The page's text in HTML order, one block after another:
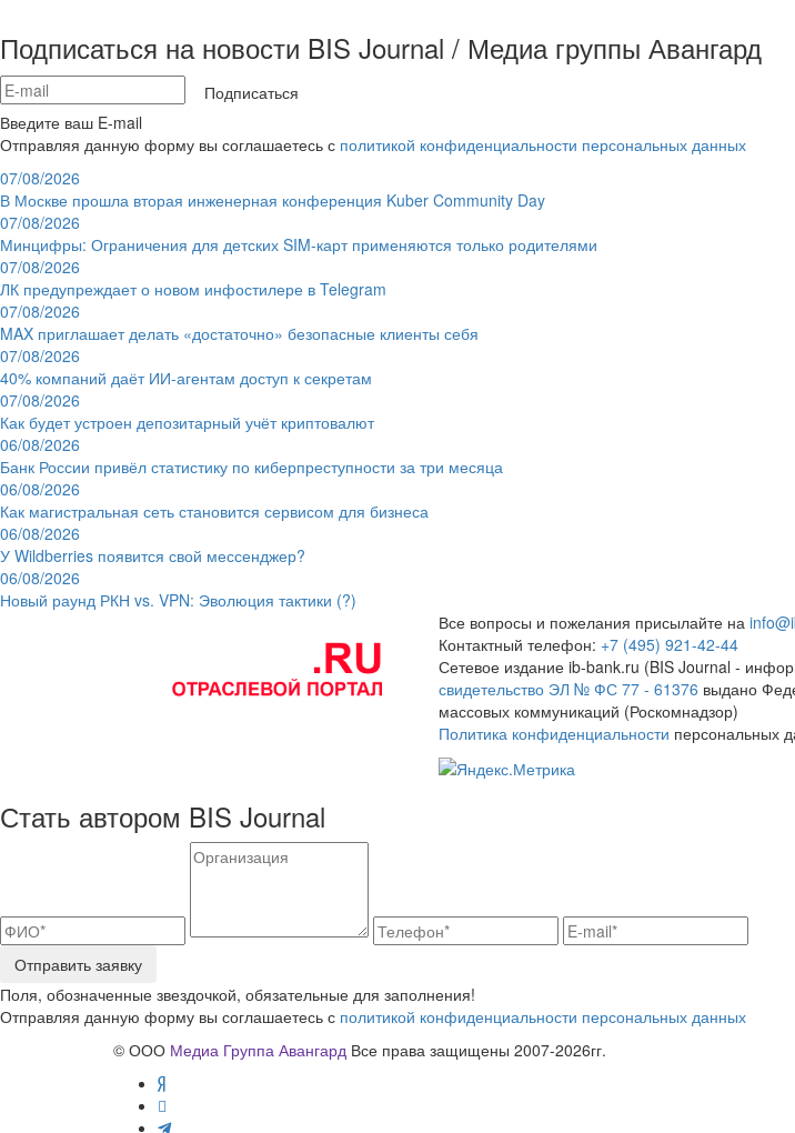
Подписаться на новости BIS Journal / Медиа группы Авангард
Подписаться
Введите ваш E-mail
Отправляя данную форму вы соглашаетесь с политикой конфиденциальности персональных данных
07/08/2026
В Москве прошла вторая инженерная конференция Kuber Community Day
07/08/2026
Минцифры: Ограничения для детских SIM-карт применяются только родителями
07/08/2026
ЛК предупреждает о новом инфостилере в Telegram
07/08/2026
MAX приглашает делать «достаточно» безопасные клиенты себя
07/08/2026
40% компаний даёт ИИ‑агентам доступ к секретам
07/08/2026
Как будет устроен депозитарный учёт криптовалют
06/08/2026
Банк России привёл статистику по киберпреступности за три месяца
06/08/2026
Как магистральная сеть становится сервисом для бизнеса
06/08/2026
У Wildberries появится свой мессенджер?
06/08/2026
Новый раунд РКН vs. VPN: Эволюция тактики (?)
Все вопросы и пожелания присылайте на
Контактный телефон: +7 (495) 921-42-44
Сетевое издание ib-bank.ru (BIS Journal -
свидетельство ЭЛ № ФС 77 - 61376 выдано
массовых коммуникаций (Роскомнадзор)
Политика конфиденциальности персональных
Стать автором BIS Journal
Отправить заявку
Поля, обозначенные звездочкой, обязательные для заполнения!
Отправляя данную форму вы соглашаетесь с политикой конфиденциальности персональных данных
© ООО Медиа Группа Авангард Все права защищены 2007-2026гг.